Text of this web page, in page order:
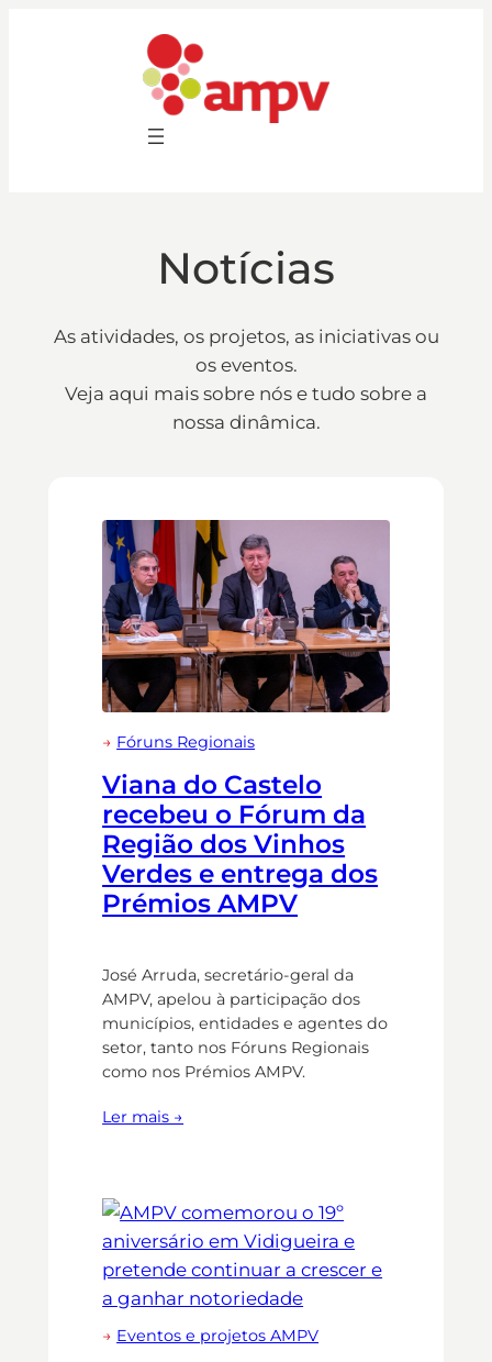
Notícias
As atividades, os projetos, as iniciativas ou
os eventos.
Veja aqui mais sobre nós e tudo sobre a
nossa dinâmica.
→ Fóruns Regionais
Viana do Castelo
recebeu o Fórum da
Região dos Vinhos
Verdes e entrega dos
Prémios AMPV
José Arruda, secretário-geral da
AMPV, apelou à participação dos
municípios, entidades e agentes do
setor, tanto nos Fóruns Regionais
como nos Prémios AMPV.
Ler mais →
→ Eventos e projetos AMPV